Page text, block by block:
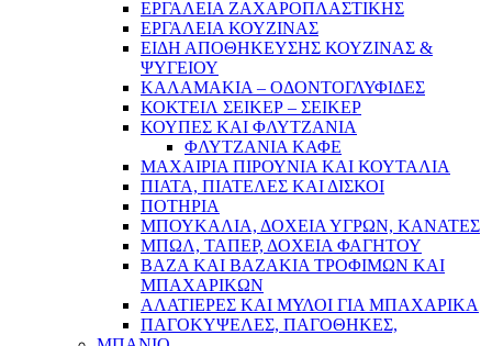
ΕΡΓΑΛΕΙΑ ΖΑΧΑΡΟΠΛΑΣΤΙΚΗΣ
ΕΡΓΑΛΕΙΑ ΚΟΥΖΙΝΑΣ
ΕΙΔΗ ΑΠΟΘΗΚΕΥΣΗΣ ΚΟΥΖΙΝΑΣ &
ΨΥΓΕΙΟΥ
ΚΑΛΑΜΑΚΙΑ – ΟΔΟΝΤΟΓΛΥΦΙΔΕΣ
ΚΟΚΤΕΙΛ ΣΕΙΚΕΡ – ΣΕΙΚΕΡ
ΚΟΥΠΕΣ ΚΑΙ ΦΛΥΤΖΑΝΙΑ
ΦΛΥΤΖΑΝΙΑ ΚΑΦΕ
ΜΑΧΑΙΡΙΑ ΠΙΡΟΥΝΙΑ ΚΑΙ ΚΟΥΤΑΛΙΑ
ΠΙΑΤΑ, ΠΙΑΤΕΛΕΣ ΚΑΙ ΔΙΣΚΟΙ
ΠΟΤΗΡΙΑ
ΜΠΟΥΚΑΛΙΑ, ΔΟΧΕΙΑ ΥΓΡΩΝ, ΚΑΝΑΤΕΣ
ΜΠΩΛ, ΤΑΠΕΡ, ΔΟΧΕΙΑ ΦΑΓΗΤΟΥ
ΒΑΖΑ ΚΑΙ ΒΑΖΑΚΙΑ ΤΡΟΦΙΜΩΝ ΚΑΙ
ΜΠΑΧΑΡΙΚΩΝ
ΑΛΑΤΙΕΡΕΣ ΚΑΙ ΜΥΛΟΙ ΓΙΑ ΜΠΑΧΑΡΙΚΑ
ΠΑΓΟΚΥΨΕΛΕΣ, ΠΑΓΟΘΗΚΕΣ,